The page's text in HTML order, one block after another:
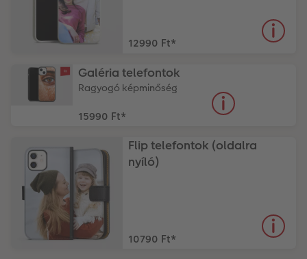
Flip telefontok (oldalra
nyíló)
10790 Ft*
Galéria telefontok
Ragyogó képminőség
15990 Ft*
12990 Ft*